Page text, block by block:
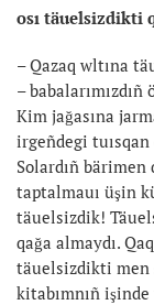
osı täuelsizdikti
– Qazaq wltına
–
Kim jağasına
irgeñdegi tuısqan
Solardıñ
taptalmauı üşin
täuelsizdik!
qağa almaydı.
täuelsizdikti men
kitabımnıñ